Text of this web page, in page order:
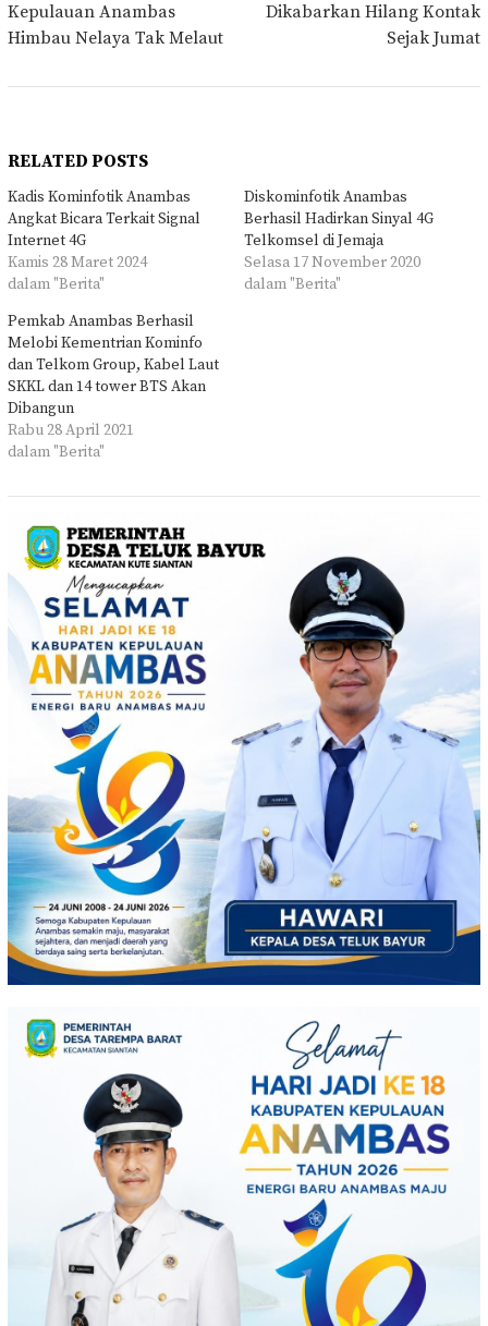
Kepulauan Anambas
Himbau Nelaya Tak Melaut
Dikabarkan Hilang Kontak
Sejak Jumat
RELATED POSTS
Kadis Kominfotik Anambas
Angkat Bicara Terkait Signal
Internet 4G
Kamis 28 Maret 2024
dalam "Berita"
Diskominfotik Anambas
Berhasil Hadirkan Sinyal 4G
Telkomsel di Jemaja
Selasa 17 November 2020
dalam "Berita"
Pemkab Anambas Berhasil
Melobi Kementrian Kominfo
dan Telkom Group, Kabel Laut
SKKL dan 14 tower BTS Akan
Dibangun
Rabu 28 April 2021
dalam "Berita"